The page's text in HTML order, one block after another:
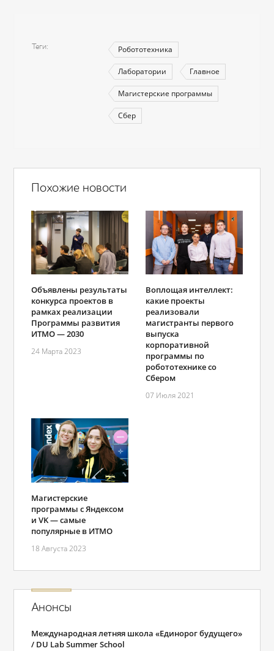
Теги Робототехника
Лаборатории Главное
Магистерские программы
Сбер
Похожие новости
Объявлены результаты
конкурса проектов в
рамках реализации
Программы развития
ИТМО ― 2030
24 Марта 2023
Воплощая интеллект:
какие проекты
реализовали
магистранты первого
выпуска
корпоративной
программы по
робототехнике со
Сбером
07 Июля 2021
Магистерские
программы с Яндексом
и VK ― самые
популярные в ИТМО
18 Августа 2023
Анонсы
Международная летняя школа «Единорог будущего»
/ DU Lab Summer School